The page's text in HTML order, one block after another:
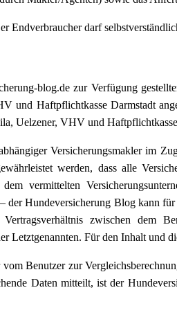
Endverbraucher darf
blog.de zur Verfügung
und Haftpflichtkasse Darmstadt
Uelzener, VHV und
Versicherungsmakler im
werden, dass alle
vermittelten
Hundeversicherung Blog kann
zwischen dem
Letztgenannten. Für den Inhalt und
Benutzer zur
Daten mitteilt, ist der